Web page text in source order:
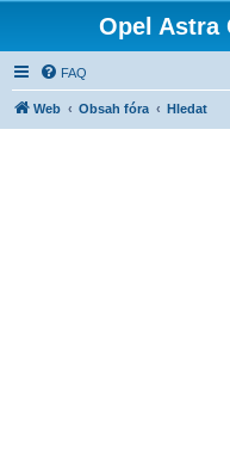
Opel Astra
FAQ
Web Obsah fóra Hledat